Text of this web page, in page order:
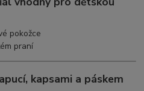
pokožce
praní
kapsami a páskem